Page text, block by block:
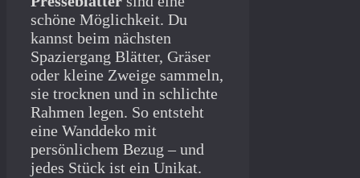
schöne Möglichkeit. Du
kannst beim nächsten
Spaziergang Blätter, Gräser
oder kleine Zweige sammeln,
sie trocknen und in schlichte
Rahmen legen. So entsteht
eine Wanddeko mit
persönlichem Bezug – und
jedes Stück ist ein Unikat.